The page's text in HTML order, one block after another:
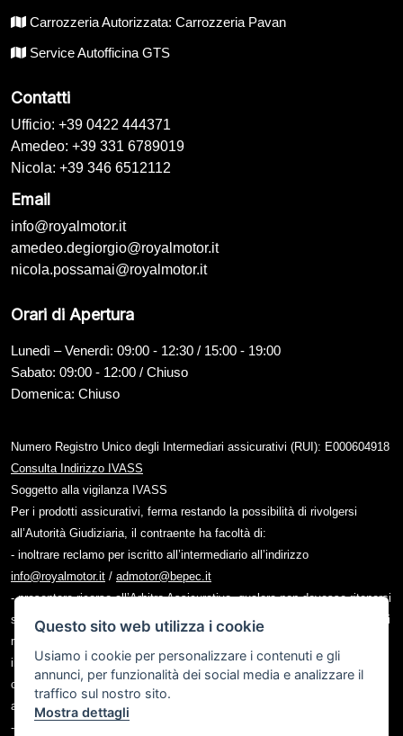
Questo sito web utilizza i cookie
Usiamo i cookie per personalizzare i contenuti e gli
annunci, per funzionalità dei social media e analizzare il
traffico sul nostro sito.
Mostra dettagli
Carrozzeria Autorizzata: Carrozzeria Pavan
Service Autofficina GTS
Contatti
Ufficio: +39 0422 444371
Amedeo: +39 331 6789019
Nicola: +39 346 6512112
Email
info@royalmotor.it
amedeo.degiorgio@royalmotor.it
nicola.possamai@royalmotor.it
Orari di Apertura
Lunedì – Venerdì: 09:00 - 12:30 / 15:00 - 19:00
Sabato: 09:00 - 12:00 / Chiuso
Domenica: Chiuso
Numero Registro Unico degli Intermediari assicurativi (RUI): E000604918
Consulta Indirizzo IVASS
Soggetto alla vigilanza IVASS
Per i prodotti assicurativi, ferma restando la possibilità di rivolgersi
all’Autorità Giudiziaria, il contraente ha facoltà di:
- inoltrare reclamo per iscritto all’intermediario all’indirizzo
info@royalmotor.it / admotor@bepec.it
- presentare ricorso all’Arbitro Assicurativo, qualora non dovesse ritenersi
soddisfatto dall’esito del reclamo all’intermediario o in caso di assenza di
riscontro entro il termine di legge, tramite il portale disponibile sul sito
internet dello stesso (www.arbitroassicurativo.org), dove è possibile
consultare gli ulteriori requisiti di ammissibilità, le informazioni relative
alle modalità di presentazione del ricorso e ogni altra indicazione utile;
- avvalersi di altri eventuali sistemi alternativi di risoluzione delle